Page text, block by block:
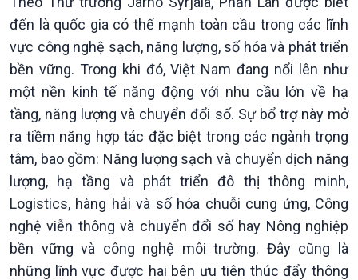
Xã hội
Tin Đời sống & Xã hội
360 độ Sức khỏe
Chuyển đổi Xanh
Tài nguyên và Môi trường
Chuyên gia của bạn
Xã hội chuyển động
Bước chân đến trường
Khoa học & Công nghệ
Tin Khoa học & Công nghệ
Kết nối công nghệ
Sống chung với biến đổi
khí hậu
đến là quốc gia có thế mạnh toàn cầu trong các lĩnh
vực công nghệ sạch, năng lượng, số hóa và phát triển
bền vững. Trong khi đó, Việt Nam đang nổi lên như
một nền kinh tế năng động với nhu cầu lớn về hạ
tầng, năng lượng và chuyển đổi số. Sự bổ trợ này mở
ra tiềm năng hợp tác đặc biệt trong các ngành trọng
tâm, bao gồm: Năng lượng sạch và chuyển dịch năng
lượng, hạ tầng và phát triển đô thị thông minh,
Logistics, hàng hải và số hóa chuỗi cung ứng, Công
nghệ viễn thông và chuyển đổi số hay Nông nghiệp
bền vững và công nghệ môi trường. Đây cũng là
những lĩnh vực được hai bên ưu tiên thúc đẩy thông